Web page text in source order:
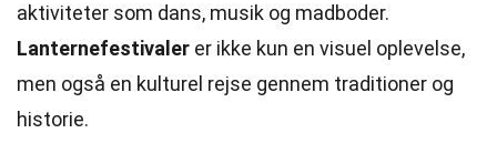
aktiviteter som dans, musik og madboder.
Lanternefestivaler er ikke kun en visuel oplevelse,
men også en kulturel rejse gennem traditioner og
historie.